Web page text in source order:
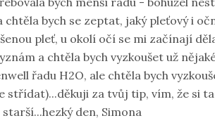
chtěla bych se zeptat, jaký pleťový i
pleť, u okolí očí se mi začínají
a chtěla bych vyzkoušet už
řadu H2O, ale chtěla bych
střídat)...děkuji za tvůj tip, vím, že si
den, Simona